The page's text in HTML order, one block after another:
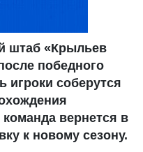
штаб «Крыльев
победного
игроки соберутся
вернется в
к новому сезону.